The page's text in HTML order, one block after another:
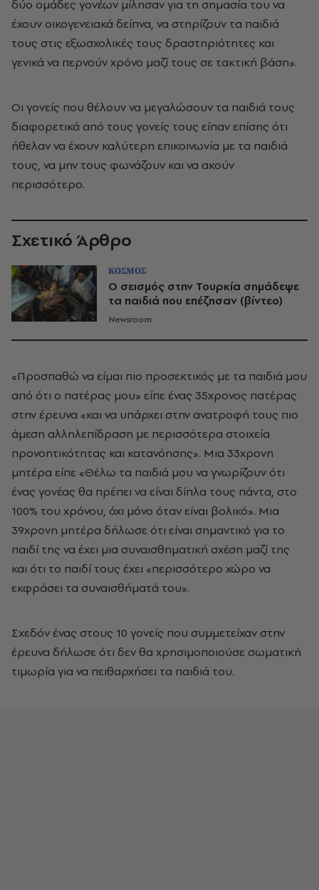
δύο ομάδες γονέων μίλησαν για τη σημασία του να
έχουν οικογενειακά δείπνα, να στηρίζουν τα παιδιά
τους στις εξωσχολικές τους δραστηριότητες και
γενικά να περνούν χρόνο μαζί τους σε τακτική βάση».
Οι γονείς που θέλουν να μεγαλώσουν τα παιδιά τους
διαφορετικά από τους γονείς τους είπαν επίσης ότι
ήθελαν να έχουν καλύτερη επικοινωνία με τα παιδιά
τους, να μην τους φωνάζουν και να ακούν
περισσότερο.
Σχετικό Άρθρο
ΚΟΣΜΟΣ
Ο σεισμός στην Τουρκία σημάδεψε
τα παιδιά που επέζησαν (βίντεο)
Newsroom
«Προσπαθώ να είμαι πιο προσεκτικός με τα παιδιά μου
από ότι ο πατέρας μου» είπε ένας 35χρονος πατέρας
στην έρευνα «και να υπάρχει στην ανατροφή τους πιο
άμεση αλληλεπίδραση με περισσότερα στοιχεία
προνοητικότητας και κατανόησης». Μια 33χρονη
μητέρα είπε «Θέλω τα παιδιά μου να γνωρίζουν ότι
ένας γονέας θα πρέπει να είναι δίπλα τους πάντα, στο
100% του χρόνου, όχι μόνο όταν είναι βολικό». Μια
39χρονη μητέρα δήλωσε ότι είναι σημαντικό για το
παιδί της να έχει μια συναισθηματική σχέση μαζί της
και ότι το παιδί τους έχει «περισσότερο χώρο να
εκφράσει τα συναισθήματά του».
Σχεδόν ένας στους 10 γονείς που συμμετείχαν στην
έρευνα δήλωσε ότι δεν θα χρησιμοποιούσε σωματική
τιμωρία για να πειθαρχήσει τα παιδιά του.